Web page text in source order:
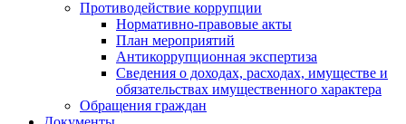
Противодействие коррупции
Нормативно-правовые акты
План мероприятий
Антикоррупционная экспертиза
Сведения о доходах, расходах, имуществе и
обязательствах имущественного характера
Обращения граждан